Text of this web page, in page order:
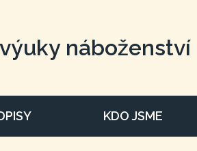
náboženství
KDO JSME